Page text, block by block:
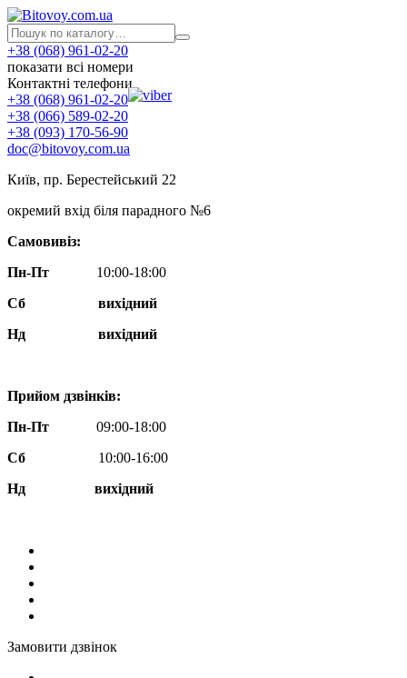
+38 (068) 961-02-20
показати всі номери
Контактні телефони
+38 (068) 961-02-20
+38 (066) 589-02-20
+38 (093) 170-56-90
doc@bitovoy.com.ua
Київ, пр. Берестейський 22
окремий вхід біля парадного №6
Самовивіз:
Пн-Пт
10:00-18:00
Сб
вихідний
Нд
вихідний
Прийом дзвінків:
Пн-Пт
09:00-18:00
Сб
10:00-16:00
Нд вихідний
Замовити дзвінок